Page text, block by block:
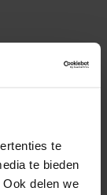
te
te bieden
delen we